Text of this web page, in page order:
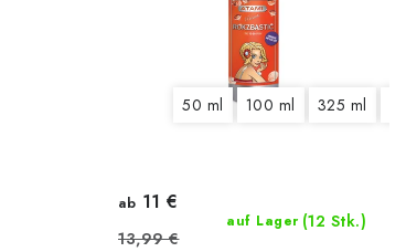
50 ml 100 ml 325 ml
auf Lager (12 Stk.)
ab 11 €
13,99 €